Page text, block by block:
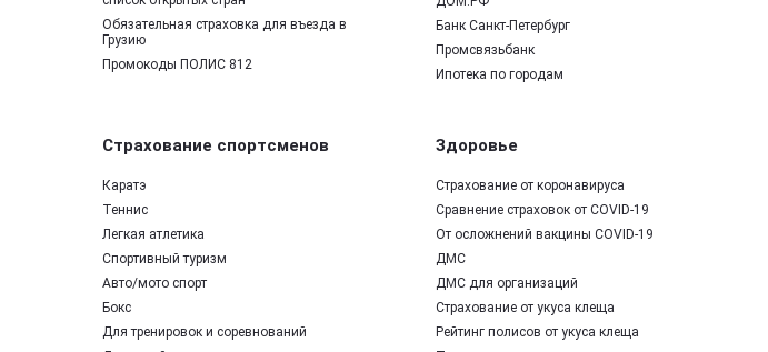
Обязательная страховка для въезда в
Грузию
Промокоды ПОЛИС 812
Банк Санкт-Петербург
Промсвязьбанк
Ипотека по городам
Страхование спортсменов
Каратэ
Теннис
Легкая атлетика
Спортивный туризм
Авто/мото спорт
Бокс
Для тренировок и соревнований
Здоровье
Страхование от коронавируса
Сравнение страховок от COVID-19
От осложнений вакцины COVID-19
ДМС
ДМС для организаций
Страхование от укуса клеща
Рейтинг полисов от укуса клеща